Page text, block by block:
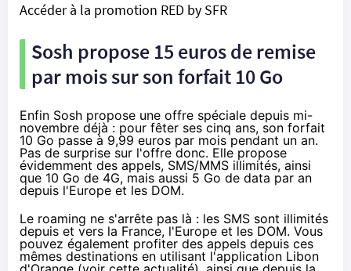
Accéder à la promotion RED by SFR
Sosh propose 15 euros de remise
par mois sur son forfait 10 Go
Enfin Sosh propose une offre spéciale depuis mi-
novembre déjà : pour fêter ses cinq ans, son forfait
10 Go passe à 9,99 euros par mois pendant un an.
Pas de surprise sur l'offre donc. Elle propose
évidemment des appels, SMS/MMS illimités, ainsi
que 10 Go de 4G, mais aussi 5 Go de data par an
depuis l'Europe et les DOM.
Le roaming ne s'arrête pas là : les SMS sont illimités
depuis et vers la France, l'Europe et les DOM. Vous
pouvez également profiter des appels depuis ces
mêmes destinations en utilisant l'application Libon